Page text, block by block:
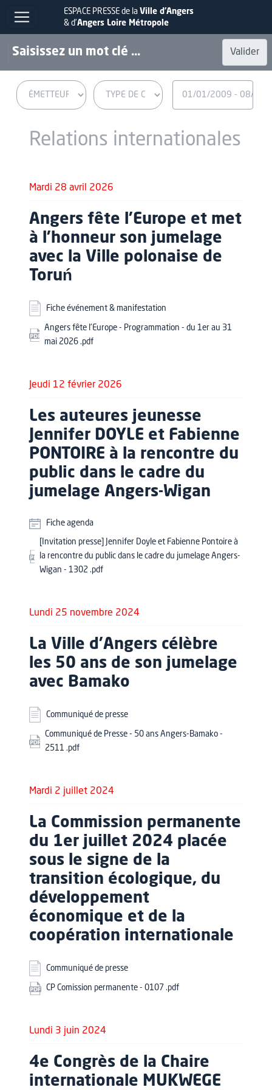
ESPACE PRESSE de la Ville d'Angers
& d'Angers Loire Métropole
Valider
Relations internationales
Mardi 28 avril 2026
Angers fête l'Europe et met
à l'honneur son jumelage
avec la Ville polonaise de
Toruń
Fiche événement & manifestation
Angers fête l'Europe - Programmation - du 1er au 31
mai 2026 .pdf
Jeudi 12 février 2026
Les auteures jeunesse
Jennifer DOYLE et Fabienne
PONTOIRE à la rencontre du
public dans le cadre du
jumelage Angers-Wigan
Fiche agenda
[Invitation presse] Jennifer Doyle et Fabienne Pontoire à
la rencontre du public dans le cadre du jumelage Angers-
Wigan - 1302 .pdf
Lundi 25 novembre 2024
La Ville d’Angers célèbre
les 50 ans de son jumelage
avec Bamako
Communiqué de presse
Communiqué de Presse - 50 ans Angers-Bamako -
2511 .pdf
Mardi 2 juillet 2024
La Commission permanente
du 1er juillet 2024 placée
sous le signe de la
transition écologique, du
développement
économique et de la
coopération internationale
Communiqué de presse
CP Comission permanente - 0107 .pdf
Lundi 3 juin 2024
4e Congrès de la Chaire
internationale MUKWEGE